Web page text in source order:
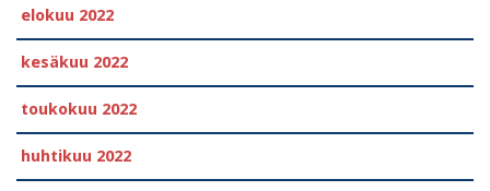
elokuu 2022
kesäkuu 2022
toukokuu 2022
huhtikuu 2022